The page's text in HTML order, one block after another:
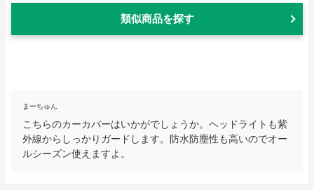
類似商品を探す
まーちゅん
こちらのカーカバーはいかがでしょうか。ヘッドライトも紫
外線からしっかりガードします。防水防塵性も高いのでオー
ルシーズン使えますよ。